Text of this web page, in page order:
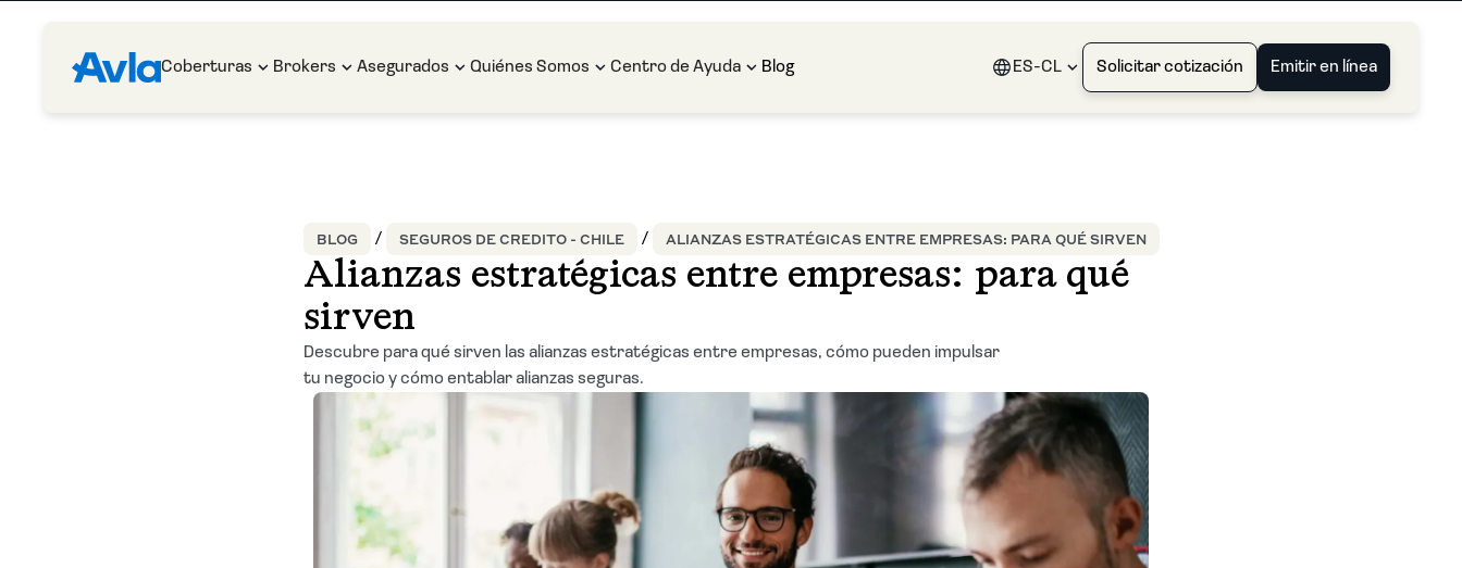
Coberturas Brokers Asegurados Quiénes Somos Centro de Ayuda Blog ES-CL Solicitar cotización Emitir en línea
BLOG SEGUROS DE CREDITO - CHILE ALIANZAS ESTRATÉGICAS ENTRE EMPRESAS: PARA QUÉ SIRVEN
Alianzas estratégicas entre empresas: para qué
sirven
Descubre para qué sirven las alianzas estratégicas entre empresas, cómo pueden impulsar
tu negocio y cómo entablar alianzas seguras.